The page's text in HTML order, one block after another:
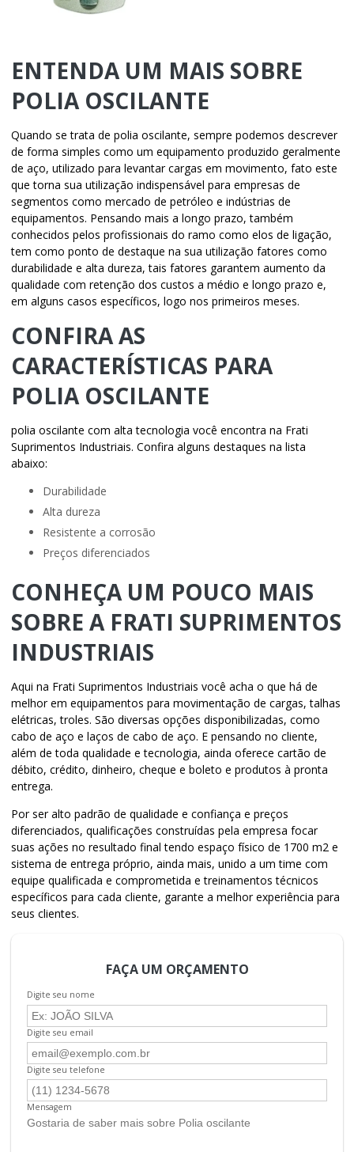
ENTENDA UM MAIS SOBRE
POLIA OSCILANTE
Quando se trata de polia oscilante, sempre podemos descrever
de forma simples como um equipamento produzido geralmente
de aço, utilizado para levantar cargas em movimento, fato este
que torna sua utilização indispensável para empresas de
segmentos como mercado de petróleo e indústrias de
equipamentos. Pensando mais a longo prazo, também
conhecidos pelos profissionais do ramo como elos de ligação,
tem como ponto de destaque na sua utilização fatores como
durabilidade e alta dureza, tais fatores garantem aumento da
qualidade com retenção dos custos a médio e longo prazo e,
em alguns casos específicos, logo nos primeiros meses.
CONFIRA AS
CARACTERÍSTICAS PARA
POLIA OSCILANTE
polia oscilante com alta tecnologia você encontra na Frati
Suprimentos Industriais. Confira alguns destaques na lista
abaixo:
durabilidade
alta dureza
resistente a corrosão
preços diferenciados
CONHEÇA UM POUCO MAIS
SOBRE A FRATI SUPRIMENTOS
INDUSTRIAIS
Aqui na Frati Suprimentos Industriais você acha o que há de
melhor em equipamentos para movimentação de cargas, talhas
elétricas, troles. São diversas opções disponibilizadas, como
cabo de aço e laços de cabo de aço. E pensando no cliente,
além de toda qualidade e tecnologia, ainda oferece cartão de
débito, crédito, dinheiro, cheque e boleto e produtos à pronta
entrega.
Por ser alto padrão de qualidade e confiança e preços
diferenciados, qualificações construídas pela empresa focar
suas ações no resultado final tendo espaço físico de 1700 m2 e
sistema de entrega próprio, ainda mais, unido a um time com
equipe qualificada e comprometida e treinamentos técnicos
específicos para cada cliente, garante a melhor experiência para
seus clientes.
FAÇA UM ORÇAMENTO
Digite seu nome
Digite seu email
Digite seu telefone
Mensagem